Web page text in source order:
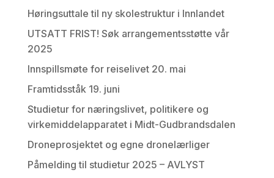
Høringsuttale til ny skolestruktur i Innlandet
UTSATT FRIST! Søk arrangementsstøtte vår
2025
Innspillsmøte for reiselivet 20. mai
Framtidsståk 19. juni
Studietur for næringslivet, politikere og
virkemiddelapparatet i Midt-Gudbrandsdalen
Droneprosjektet og egne dronelærliger
Påmelding til studietur 2025 – AVLYST